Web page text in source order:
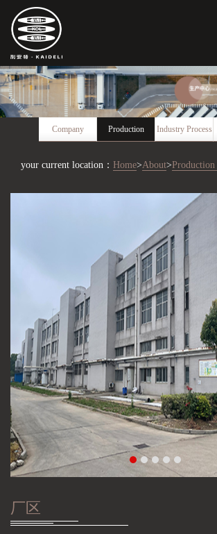
Company Production Industry Process
your current location： Home>About>Production
厂区